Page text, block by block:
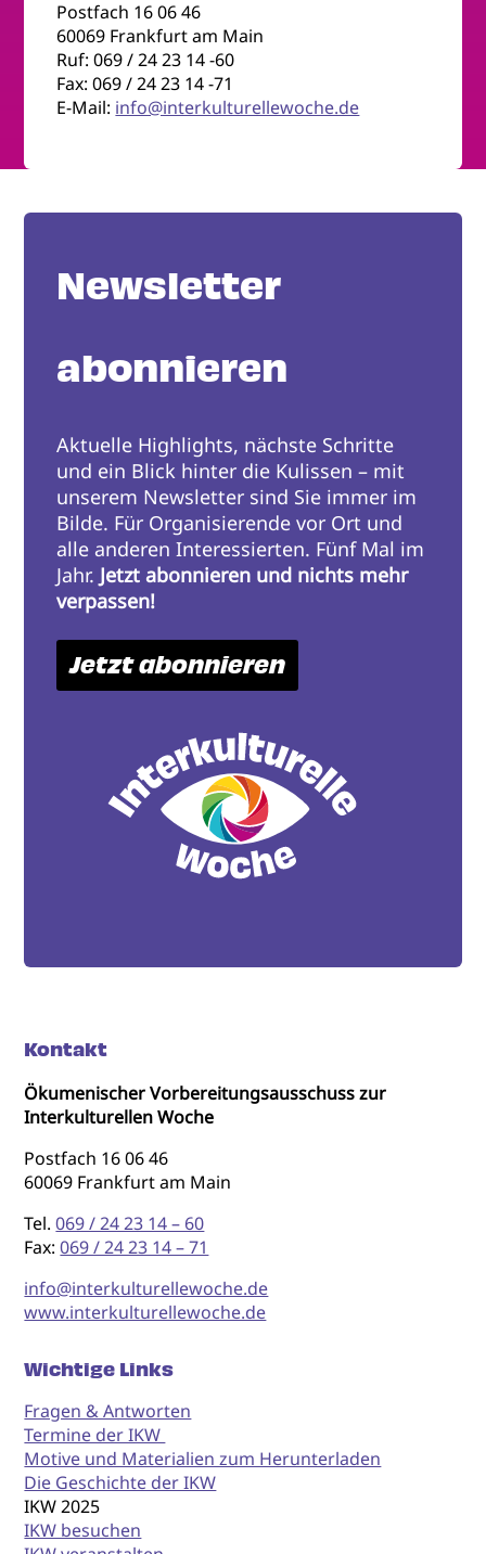
Postfach 16 06 46
60069 Frankfurt am Main
Ruf: 069 / 24 23 14 -60
Fax: 069 / 24 23 14 -71
E-Mail: info@interkulturellewoche.de
Newsletter
abonnieren
Aktuelle Highlights, nächste Schritte
und ein Blick hinter die Kulissen – mit
unserem Newsletter sind Sie immer im
Bilde. Für Organisierende vor Ort und
alle anderen Interessierten. Fünf Mal im
Jahr. Jetzt abonnieren und nichts mehr
verpassen!
Jetzt abonnieren
Kontakt
Ökumenischer Vorbereitungsausschuss zur
Interkulturellen Woche
Postfach 16 06 46
60069 Frankfurt am Main
Tel.069 / 24 23 14 – 60
Fax:069 / 24 23 14 – 71
info@interkulturellewoche.de
www.interkulturellewoche.de
Wichtige Links
Fragen & Antworten
Termine der IKW
Motive und Materialien zum Herunterladen
Die Geschichte der IKW
IKW 2025
IKW besuchen